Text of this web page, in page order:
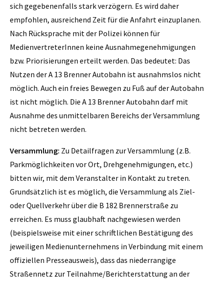
sich gegebenenfalls stark verzögern. Es wird daher
empfohlen, ausreichend Zeit für die Anfahrt einzuplanen.
Nach Rücksprache mit der Polizei können für
MedienvertreterInnen keine Ausnahmegenehmigungen
bzw. Priorisierungen erteilt werden. Das bedeutet: Das
Nutzen der A 13 Brenner Autobahn ist ausnahmslos nicht
möglich. Auch ein freies Bewegen zu Fuß auf der Autobahn
ist nicht möglich. Die A 13 Brenner Autobahn darf mit
Ausnahme des unmittelbaren Bereichs der Versammlung
nicht betreten werden.
Versammlung: Zu Detailfragen zur Versammlung (z.B.
Parkmöglichkeiten vor Ort, Drehgenehmigungen, etc.)
bitten wir, mit dem Veranstalter in Kontakt zu treten.
Grundsätzlich ist es möglich, die Versammlung als Ziel-
oder Quellverkehr über die B 182 Brennerstraße zu
erreichen. Es muss glaubhaft nachgewiesen werden
(beispielsweise mit einer schriftlichen Bestätigung des
jeweiligen Medienunternehmens in Verbindung mit einem
offiziellen Presseausweis), dass das niederrangige
Straßennetz zur Teilnahme/Berichterstattung an der